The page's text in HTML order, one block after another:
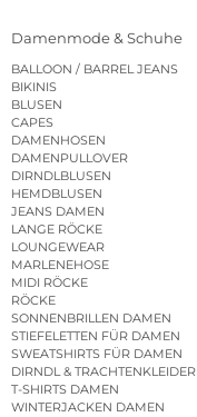
Damenmode & Schuhe
BALLOON / BARREL JEANS
BIKINIS
BLUSEN
CAPES
DAMENHOSEN
DAMENPULLOVER
DIRNDLBLUSEN
HEMDBLUSEN
JEANS DAMEN
LANGE RÖCKE
LOUNGEWEAR
MARLENEHOSE
MIDI RÖCKE
RÖCKE
SONNENBRILLEN DAMEN
STIEFELETTEN FÜR DAMEN
SWEATSHIRTS FÜR DAMEN
DIRNDL & TRACHTENKLEIDER
T-SHIRTS DAMEN
WINTERJACKEN DAMEN